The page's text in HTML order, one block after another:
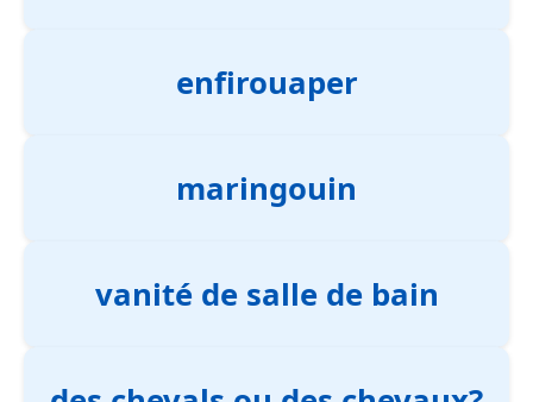
enfirouaper
maringouin
vanité de salle de bain